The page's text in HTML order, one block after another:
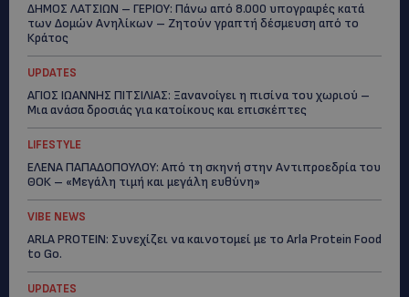
ΔΗΜΟΣ ΛΑΤΣΙΩΝ – ΓΕΡΙΟΥ: Πάνω από 8.000 υπογραφές κατά
των Δομών Ανηλίκων – Ζητούν γραπτή δέσμευση από το
Κράτος
UPDATES
ΑΓΙΟΣ ΙΩΑΝΝΗΣ ΠΙΤΣΙΛΙΑΣ: Ξανανοίγει η πισίνα του χωριού –
Μια ανάσα δροσιάς για κατοίκους και επισκέπτες
LIFESTYLE
ΕΛΕΝΑ ΠΑΠΑΔΟΠΟΥΛΟΥ: Από τη σκηνή στην Αντιπροεδρία του
ΘΟΚ – «Μεγάλη τιμή και μεγάλη ευθύνη»
VIBE NEWS
ARLA PROTEIN: Συνεχίζει να καινοτομεί με το Arla Protein Food
to Go.
UPDATES